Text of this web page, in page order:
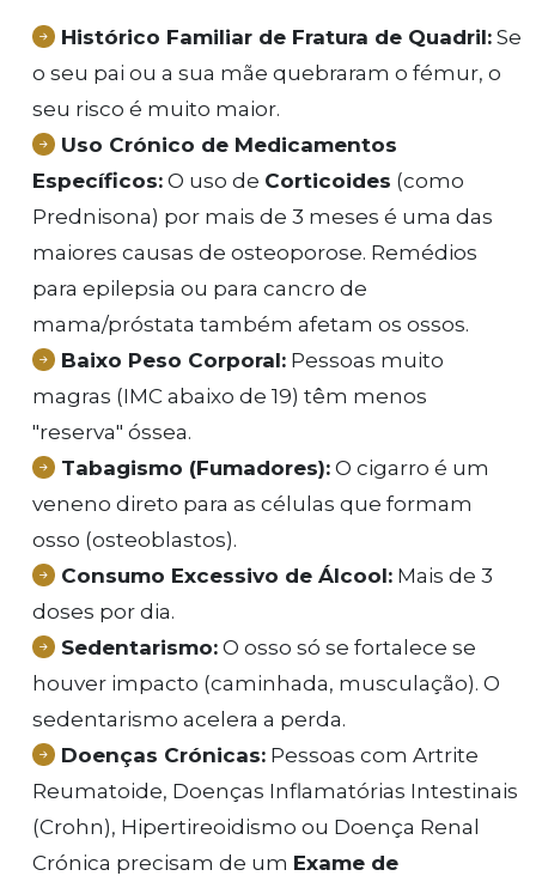
Histórico Familiar de Fratura de Quadril: Se
o seu pai ou a sua mãe quebraram o fémur, o
seu risco é muito maior.
Uso Crónico de Medicamentos
Específicos: O uso de Corticoides (como
Prednisona) por mais de 3 meses é uma das
maiores causas de osteoporose. Remédios
para epilepsia ou para cancro de
mama/próstata também afetam os ossos.
Baixo Peso Corporal: Pessoas muito
magras (IMC abaixo de 19) têm menos
"reserva" óssea.
Tabagismo (Fumadores): O cigarro é um
veneno direto para as células que formam
osso (osteoblastos).
Consumo Excessivo de Álcool: Mais de 3
doses por dia.
Sedentarismo: O osso só se fortalece se
houver impacto (caminhada, musculação). O
sedentarismo acelera a perda.
Doenças Crónicas: Pessoas com Artrite
Reumatoide, Doenças Inflamatórias Intestinais
(Crohn), Hipertireoidismo ou Doença Renal
Crónica precisam de um Exame de